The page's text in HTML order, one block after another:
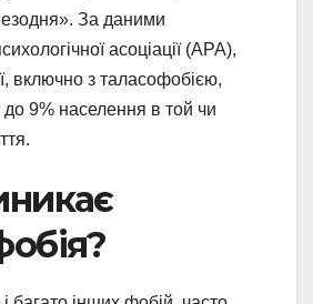
За даними
асоціації (APA),
включно з таласофобією,
9% населення в той чи